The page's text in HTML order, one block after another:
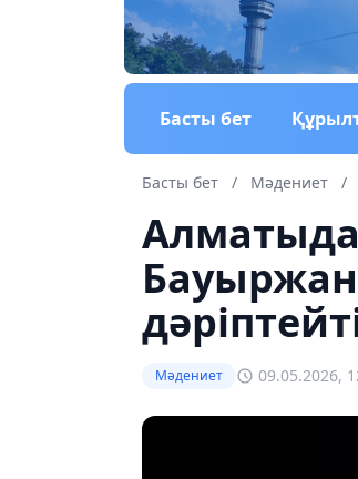
Басты бет
Басты бет / Мәдениет /
Мәдениет 09.05.2026,